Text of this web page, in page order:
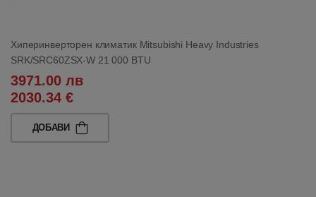
Хиперинверторен климатик Mitsubishi Heavy Industries
SRK/SRC60ZSX-W 21 000 BTU
3971.00 лв
2030.34 €
ДОБАВИ